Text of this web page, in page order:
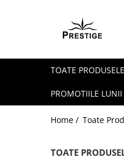
Toate Produsele
Pachete Speciale Carti
Spiritualitate - Ezoterism
AngelConnection
TOATE PRODUSELE
PROMOTIILE LUNII
Home / Toate
TOATE